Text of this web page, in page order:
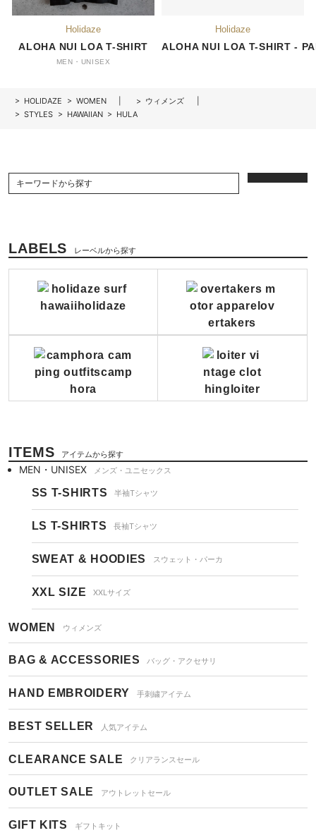
ALOHA NUI LOA T-SHIRT
MEN・UNISEX
ALOHA NUI LOA T-SHIRT -
> HOLIDAZE > WOMEN > ウィメンズ
>STYLES > HAWAIIAN > HULA
LABELS レーベルから探す
ITEMS アイテムから探す
MEN・UNISEX メンズ・ユニセックス
SS T-SHIRTS 半袖Tシャツ
LS T-SHIRTS 長袖Tシャツ
SWEAT & HOODIES スウェット・パーカ
XXL SIZE XXLサイズ
WOMEN ウィメンズ
BAG & ACCESSORIES バッグ・アクセサリ
HAND EMBROIDERY 手刺繍アイテム
BEST SELLER 人気アイテム
CLEARANCE SALE クリアランスセール
OUTLET SALE アウトレットセール
GIFT KITS ギフトキット